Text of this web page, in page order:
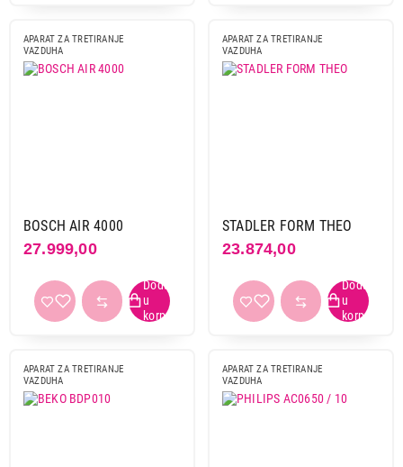
APARAT ZA TRETIRANJE
VAZDUHA
BOSCH AIR 4000
27.999,00
APARAT ZA TRETIRANJE
VAZDUHA
STADLER FORM THEO
23.874,00
APARAT ZA TRETIRANJE
VAZDUHA
APARAT ZA TRETIRANJE
VAZDUHA